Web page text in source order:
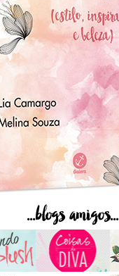
...blogs amigos...